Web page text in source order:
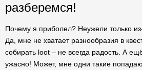
разберемся!
Почему я приболел? Неужели только
Да, мне не хватает разнообразия в
собирать loot – не всегда радость. А
ужасно! Может, мне одни такие